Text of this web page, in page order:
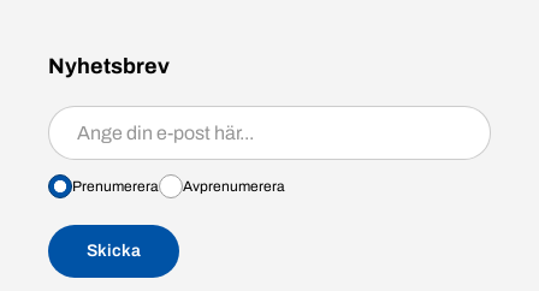
Nyhetsbrev
Prenumerera/avprenumerera
Prenumerera Avprenumerera
Skicka